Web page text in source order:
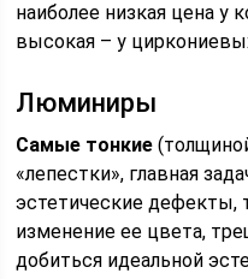
наиболее низкая цена у
высокая – у
Люминиры
Самые тонкие
«лепестки», главная
эстетические дефекты,
изменение ее цвета,
добиться идеальной